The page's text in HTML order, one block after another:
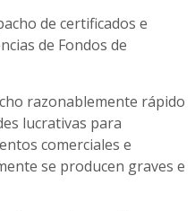
de certificados e
de Fondos de
razonablemente rápido
lucrativas para
comerciales e
se producen graves e